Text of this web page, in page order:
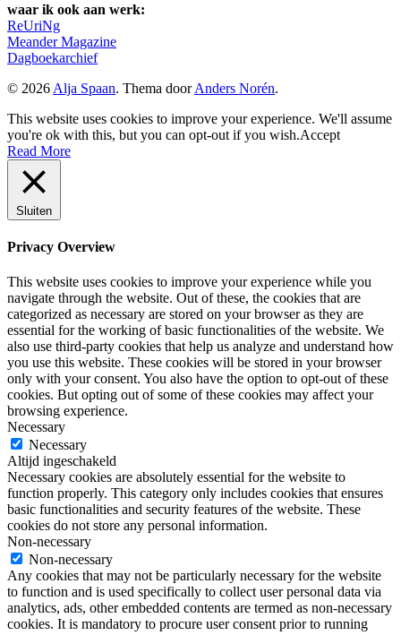
waar ik ook aan werk:
ReUriNg
Meander Magazine
Dagboekarchief
© 2026 Alja Spaan. Thema doorAnders Norén.
This website uses cookies to improve your experience. We'll assume
you're ok with this, but you can opt-out if you wish.Accept
Read More
Sluiten
Privacy Overview
This website uses cookies to improve your experience while you
navigate through the website. Out of these, the cookies that are
categorized as necessary are stored on your browser as they are
essential for the working of basic functionalities of the website. We
also use third-party cookies that help us analyze and understand how
you use this website. These cookies will be stored in your browser
only with your consent. You also have the option to opt-out of these
cookies. But opting out of some of these cookies may affect your
browsing experience.
Necessary
Necessary
Altijd ingeschakeld
Necessary cookies are absolutely essential for the website to
function properly. This category only includes cookies that ensures
basic functionalities and security features of the website. These
cookies do not store any personal information.
Non-necessary
Non-necessary
Any cookies that may not be particularly necessary for the website
to function and is used specifically to collect user personal data via
analytics, ads, other embedded contents are termed as non-necessary
cookies. It is mandatory to procure user consent prior to running